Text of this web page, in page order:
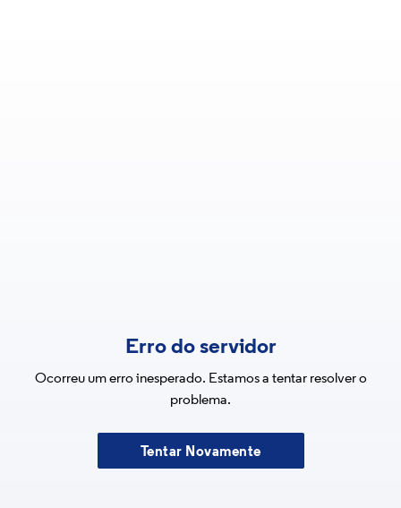
Erro do servidor
Ocorreu um erro inesperado. Estamos a tentar resolver o
problema.
Tentar Novamente